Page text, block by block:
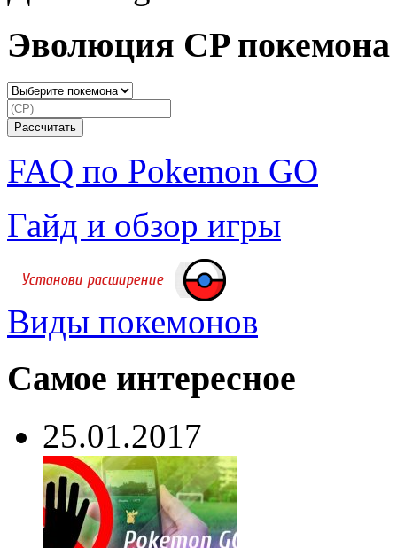
Эволюция CP покемона
FAQ по Pokemon GO
Гайд и обзор игры
Виды покемонов
Самое интересное
25.01.2017